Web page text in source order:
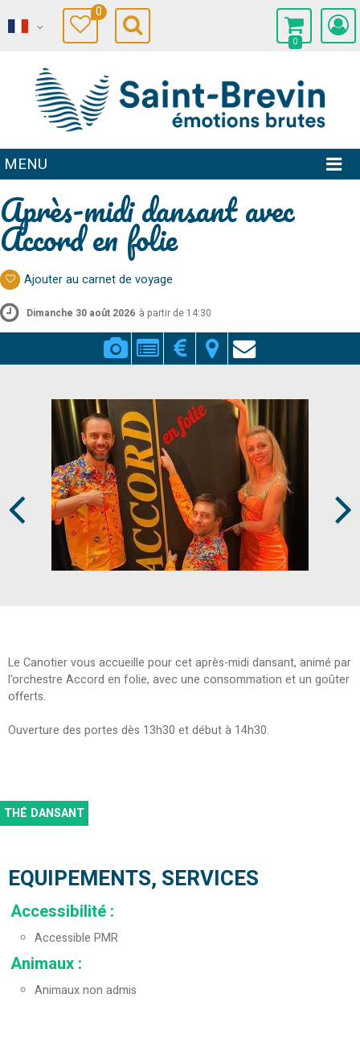
0
0
MENU
Après-midi dansant avec
Accord en folie
Ajouter au carnet de voyage
Dimanche 30 août 2026 à partir de 14:30
Le Canotier vous accueille pour cet après-midi dansant, animé par
l'orchestre Accord en folie, avec une consommation et un goûter
offerts.
Ouverture des portes dès 13h30 et début à 14h30.
THÉ DANSANT
EQUIPEMENTS, SERVICES
Accessibilité :
Accessible PMR
Animaux :
Animaux non admis